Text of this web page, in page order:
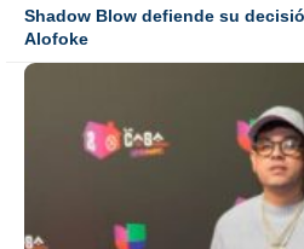
Shadow Blow defiende su
Alofoke